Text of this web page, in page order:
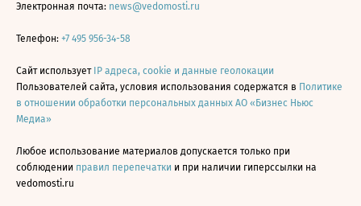
Электронная почта: news@vedomosti.ru
Телефон: +7 495 956-34-58
Сайт использует IP адреса, cookie и данные геолокации
Пользователей сайта, условия использования содержатся в Политике
в отношении обработки персональных данных АО «Бизнес Ньюс
Медиа»
Любое использование материалов допускается только при
соблюдении правил перепечатки и при наличии гиперссылки на
vedomosti.ru